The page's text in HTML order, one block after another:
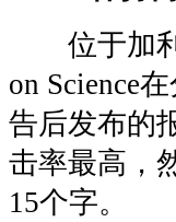
位于加利
on Science
告后发布的
击率最高，
15个字。